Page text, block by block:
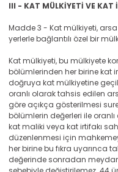
III - KAT MÜLKİYETİ VE KAT
Madde 3 - Kat mülkiyeti,
yerlerle bağlantılı özel bir
Kat mülkiyeti, bu mülkiyete
bölümlerinden her birine kat
doğruya kat mülkiyetine
oranlı olarak tahsis edilen
göre açıkça gösterilmesi
bölümlerin değerleri ile
kat maliki veya kat irtifakı
düzenlenmesi için
her birine bu fıkra uyarınca
değerinde sonradan